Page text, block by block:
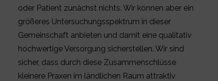
oder Patient zunächst nichts. Wir können aber ein
größeres Untersuchungsspektrum in dieser
Gemeinschaft anbieten und damit eine qualitativ
hochwertige Versorgung sicherstellen. Wir sind
sicher, dass durch diese Zusammenschlüsse
kleinere Praxen im ländlichen Raum attraktiv